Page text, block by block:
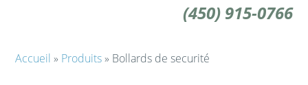
(450) 915-0766
Accueil » Produits» Bollards de securité